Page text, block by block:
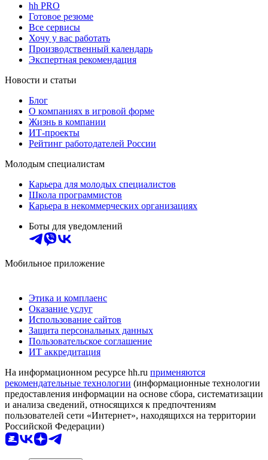
hh PRO
Готовое резюме
Все сервисы
Хочу у вас работать
Производственный календарь
Экспертная рекомендация
Новости и статьи
Блог
О компаниях в игровой форме
Жизнь в компании
ИТ-проекты
Рейтинг работодателей России
Молодым специалистам
Карьера для молодых специалистов
Школа программистов
Карьера в некоммерческих организациях
Боты для уведомлений
Мобильное приложение
Этика и комплаенс
Оказание услуг
Использование сайтов
Защита персональных данных
Пользовательское соглашение
ИТ аккредитация
На информационном ресурсе hh.ru применяются
рекомендательные технологии (информационные технологии
предоставления информации на основе сбора, систематизации
и анализа сведений, относящихся к предпочтениям
пользователей сети «Интернет», находящихся на территории
Российской Федерации)